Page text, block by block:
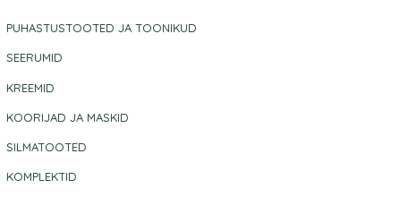
PUHASTUSTOOTED JA TOONIKUD
SEERUMID
KREEMID
KOORIJAD JA MASKID
SILMATOOTED
KOMPLEKTID